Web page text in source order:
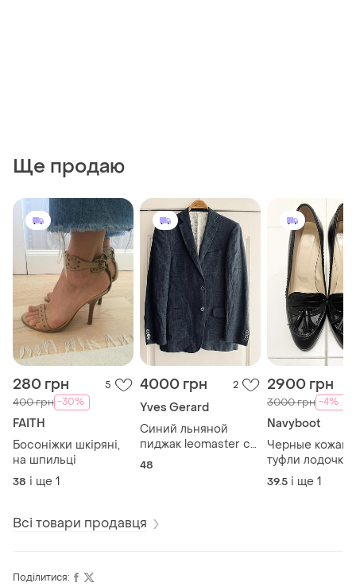
Ще продаю
280 грн 5
400 грн -30%
FAITH
Босоніжки шкіряні,
на шпильці
38 і ще 1
4000 грн 2
Yves Gerard
Синий льняной
пиджак leomaster с
двумя шлицами
48
2900 грн
3000 грн -4%
Navyboot
Черные
туфли лодочки
высокой
navyboot 39 40
39.5 і ще 1
Всі товари продавця
Поділитися: